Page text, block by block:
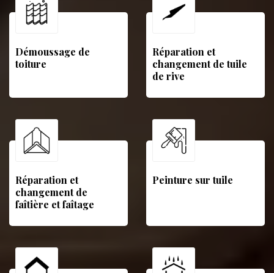
Démoussage de
toiture
Réparation et
changement de tuile
de rive
Réparation et
changement de
faîtière et faîtage
Peinture sur tuile